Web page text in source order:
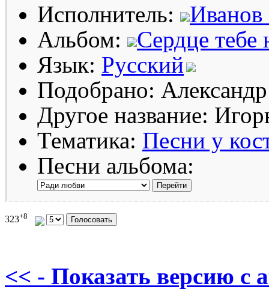
Исполнитель:
Иванов
Альбом:
Сердце тебе
Язык: Русский
Подобрано:
Другое название:
Тематика: Песни у
Песни альбома:
323+8
<< - Показать версию c